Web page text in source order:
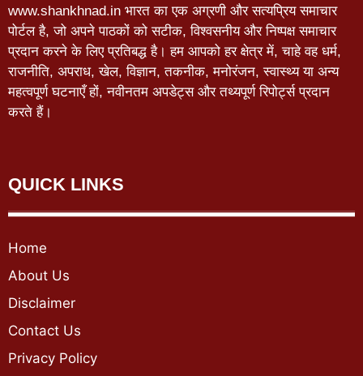
www.shankhnad.in भारत का एक अग्रणी और सत्यप्रिय समाचार
पोर्टल है, जो अपने पाठकों को सटीक, विश्वसनीय और निष्पक्ष समाचार
प्रदान करने के लिए प्रतिबद्ध है। हम आपको हर क्षेत्र में, चाहे वह धर्म,
राजनीति, अपराध, खेल, विज्ञान, तकनीक, मनोरंजन, स्वास्थ्य या अन्य
महत्वपूर्ण घटनाएँ हों, नवीनतम अपडेट्स और तथ्यपूर्ण रिपोर्ट्स प्रदान
करते हैं।
QUICK LINKS
Home
About Us
Disclaimer
Contact Us
Privacy Policy